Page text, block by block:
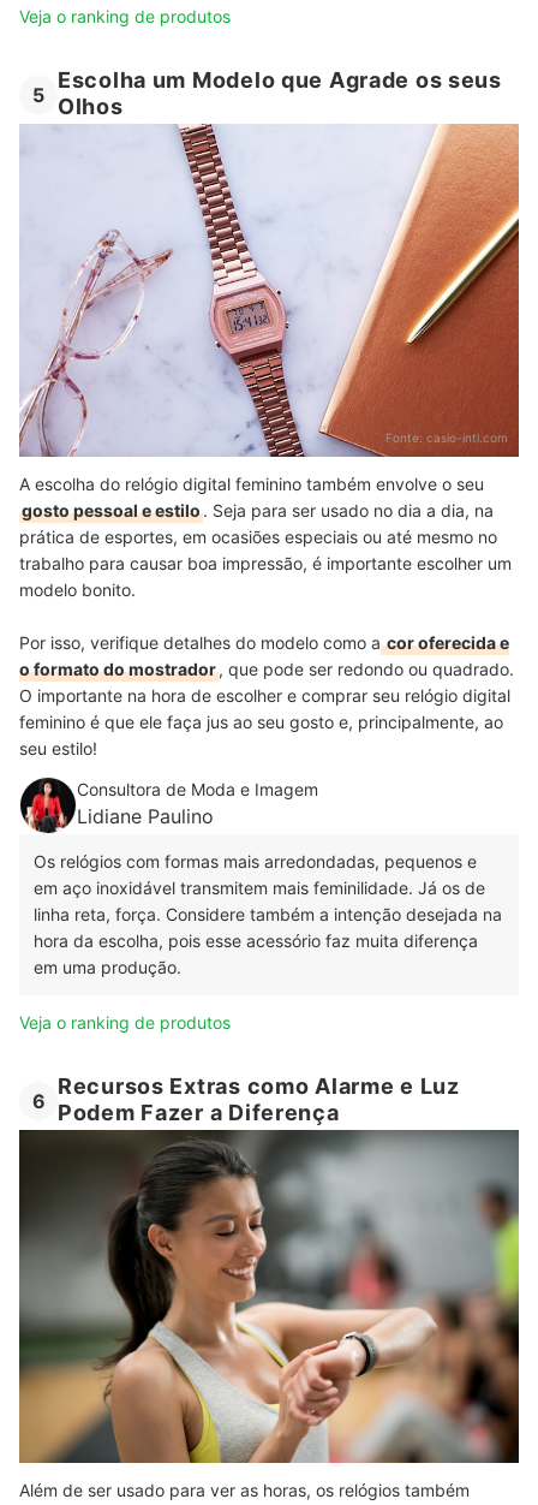
Veja o ranking de produtos
5
Escolha um Modelo que Agrade os seus
Olhos
Fonte: casio-intl.com
A escolha do relógio digital feminino também envolve o seu
gosto pessoal e estilo. Seja para ser usado no dia a dia, na
prática de esportes, em ocasiões especiais ou até mesmo no
trabalho para causar boa impressão, é importante escolher um
modelo bonito.
Por isso, verifique detalhes do modelo como acor oferecida e
o formato do mostrador, que pode ser redondo ou quadrado.
O importante na hora de escolher e comprar seu relógio digital
feminino é que ele faça jus ao seu gosto e, principalmente, ao
seu estilo!
Consultora de Moda e Imagem
Lidiane Paulino
Os relógios com formas mais arredondadas, pequenos e
em aço inoxidável transmitem mais feminilidade. Já os de
linha reta, força. Considere também a intenção desejada na
hora da escolha, pois esse acessório faz muita diferença
em uma produção.
Veja o ranking de produtos
6
Recursos Extras como Alarme e Luz
Podem Fazer a Diferença
Além de ser usado para ver as horas, os relógios também